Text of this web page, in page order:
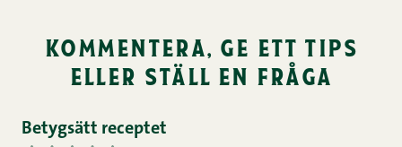
kommentera, ge ett tips
eller ställ en fråga
Betygsätt receptet